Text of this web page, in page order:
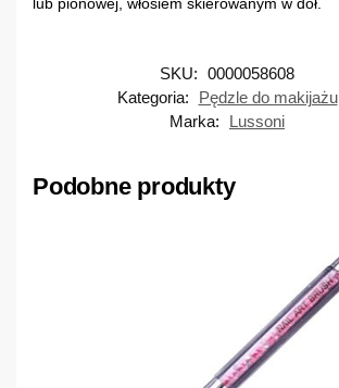
SKU: 0000058608
Kategoria:
Pędzle do makijażu
Marka:
Lussoni
Podobne produkty